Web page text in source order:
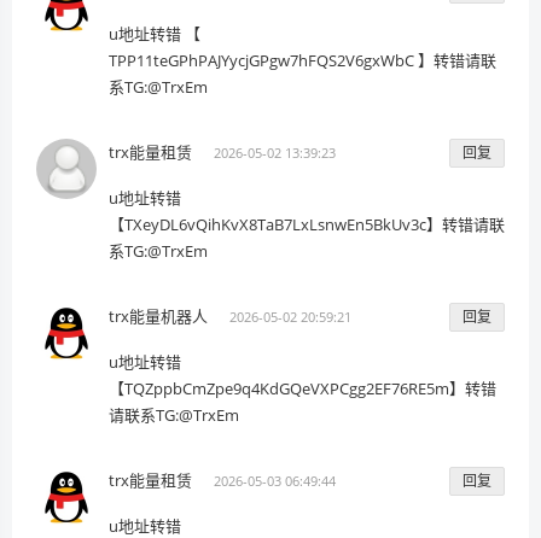
u地址转错 【
TPP11teGPhPAJYycjGPgw7hFQS2V6gxWbC 】转错请联
系TG:@TrxEm
trx能量租赁 2026-05-02 13:39:23 回复
u地址转错
【TXeyDL6vQihKvX8TaB7LxLsnwEn5BkUv3c】转错请联
系TG:@TrxEm
trx能量机器人 2026-05-02 20:59:21 回复
u地址转错
【TQZppbCmZpe9q4KdGQeVXPCgg2EF76RE5m】转错
请联系TG:@TrxEm
trx能量租赁 2026-05-03 06:49:44 回复
u地址转错